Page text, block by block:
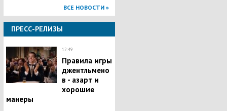
ВСЕ НОВОСТИ »
ПРЕСС-РЕЛИЗЫ
12:49
Правила игры
джентльмено
в - азарт и
хорошие
манеры